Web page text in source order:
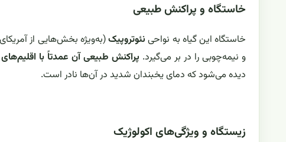
خاستگاه و پراکنش طبیعی
خاستگاه این گیاه به نواحی نئوتروپیک(به‌ویژه بخش‌هایی از
و نیمه‌چوبی را در بر می‌گیرد. پراکنش طبیعی آن عمدتاً با
دیده می‌شود که دمای یخبندان شدید در آن‌ها نادر است.
زیستگاه و ویژگی‌های اکولوژیک